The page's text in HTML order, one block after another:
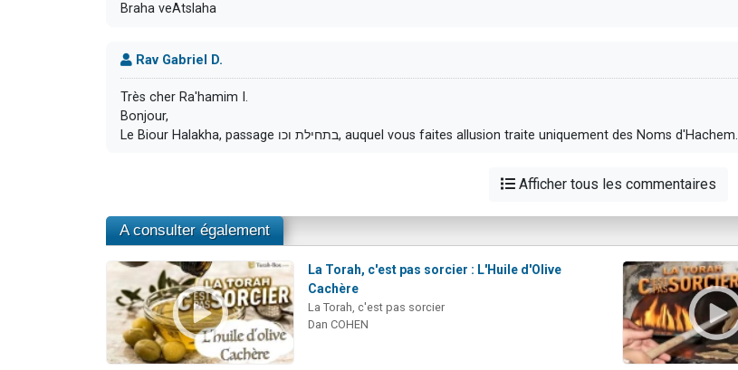
Braha veAtslaha
Rav Gabriel D.
Très cher Ra'hamim I.
Bonjour,
Le Biour Halakha, passage בתחילת וכו, auquel vous faites allusion traite uniquement des Noms d'Hachem.
Afficher tous les commentaires
A consulter également
La Torah, c'est pas sorcier : L'Huile d'Olive
Cachère
La Torah, c'est pas sorcier
Dan COHEN